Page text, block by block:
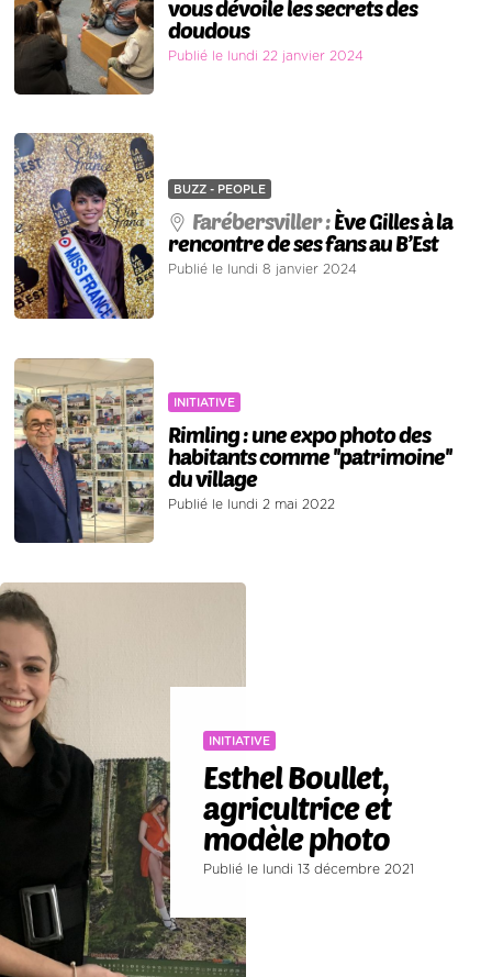
vous dévoile les secrets des
doudous
Publié le lundi 22 janvier 2024
BUZZ - PEOPLE
Farébersviller :Ève Gilles à la
rencontre de ses fans au B’Est
Publié le lundi 8 janvier 2024
INITIATIVE
Rimling : une expo photo des
habitants comme ''patrimoine''
du village
Publié le lundi 2 mai 2022
INITIATIVE
Esthel Boullet,
agricultrice et
modèle photo
Publié le lundi 13 décembre 2021